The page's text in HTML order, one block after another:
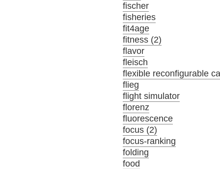
fischer
fisheries
fit4age
fitness (2)
flavor
fleisch
flexible reconfigurable
flieg
flight simulator
florenz
fluorescence
focus (2)
focus-ranking
folding
food